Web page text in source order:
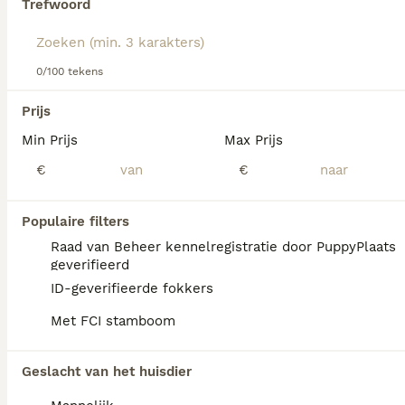
Trefwoord
0/100 tekens
Prijs
Min Prijs
€
Max Prijs
€
Populaire filters
Raad van Beheer kennelregistratie door PuppyPlaats
geverifieerd
ID-geverifieerde fokkers
Met FCI stamboom
Geslacht van het huisdier
Lees onzeJack Russell adviespagina
We hebben 0 Jack Russel Terriër Honden ter
Als je toekomstige resultaten wil zien voor deze
exacte zoekopdracht, sla dan je zoekopdracht op en
vind jouw perfecte hond:
Zoekopdracht bewaren
FAQ's
Wat kost een Jack Russell
puppy?
De gemiddelde prijs voor een Jack Russel